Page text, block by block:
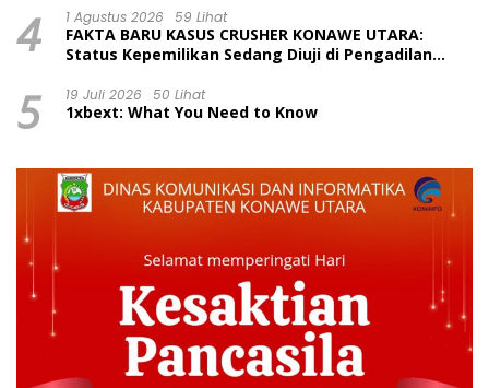
4 1 Agustus 2026 59 Lihat
FAKTA BARU KASUS CRUSHER KONAWE UTARA:
Status Kepemilikan Sedang Diuji di Pengadilan
Dinilai Prematur
5 19 Juli 2026 50 Lihat
1xbext: What You Need to Know